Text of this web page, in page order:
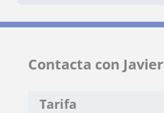
Contacta con Javier
Tarifa